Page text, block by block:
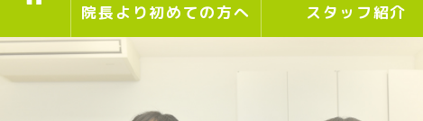
院長より初めての方へ スタッフ紹介